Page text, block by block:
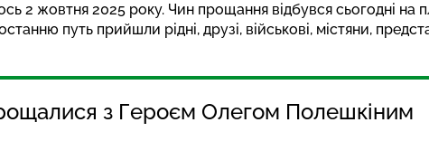
2 жовтня 2025 року. Чин прощання відбувся сьогодні на
путь прийшли рідні, друзі, військові, містяни,
з Героєм Олегом Полешкіним